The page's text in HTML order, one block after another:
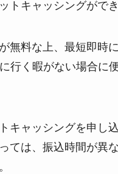
トキャッシングができ
無料な上、最短即時
行く暇がない場合に
キャッシングを申し
ては、振込時間が異